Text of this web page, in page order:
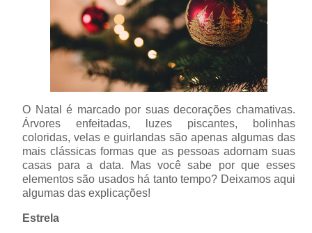
O Natal é marcado por suas decorações chamativas.
Árvores enfeitadas, luzes piscantes, bolinhas
coloridas, velas e guirlandas são apenas algumas das
mais clássicas formas que as pessoas adornam suas
casas para a data. Mas você sabe por que esses
elementos são usados há tanto tempo? Deixamos aqui
algumas das explicações!
Estrela